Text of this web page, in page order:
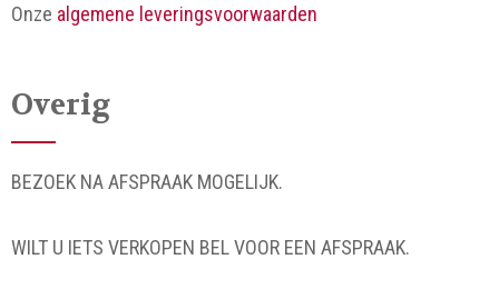
Onze algemene leveringsvoorwaarden
Overig
BEZOEK NA AFSPRAAK MOGELIJK.
WILT U IETS VERKOPEN BEL VOOR EEN AFSPRAAK.